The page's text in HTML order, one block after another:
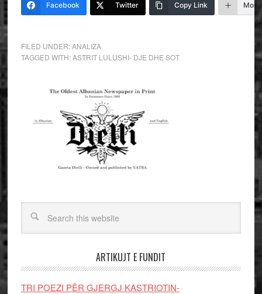
Facebook Twitter Copy Link More
FILED UNDER:ANALIZA
TAGGED WITH:ASTRIT LULUSHI- DJE DHE SOT
ARTIKUJT E FUNDIT
TRI POEZI PËR GJERGJ KASTRIOTIN-